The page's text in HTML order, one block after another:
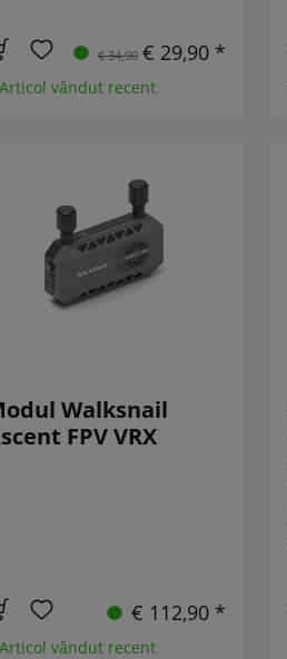
€ 34,90 € 29,90 *
vândut recent
Walksnail
FPV VRX
€ 112,90 *
vândut recent